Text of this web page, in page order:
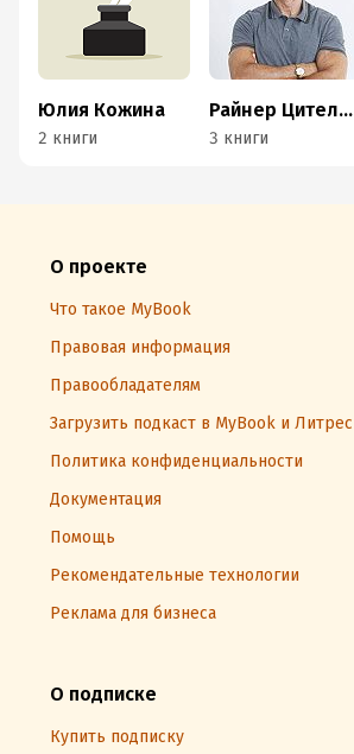
Юлия Кожина
2 книги
Райнер Цительманн
3 книги
О проекте
Что такое MyBook
Правовая информация
Правообладателям
Загрузить подкаст в MyBook и Литрес
Политика конфиденциальности
Документация
Помощь
Рекомендательные технологии
Реклама для бизнеса
О подписке
Купить подписку